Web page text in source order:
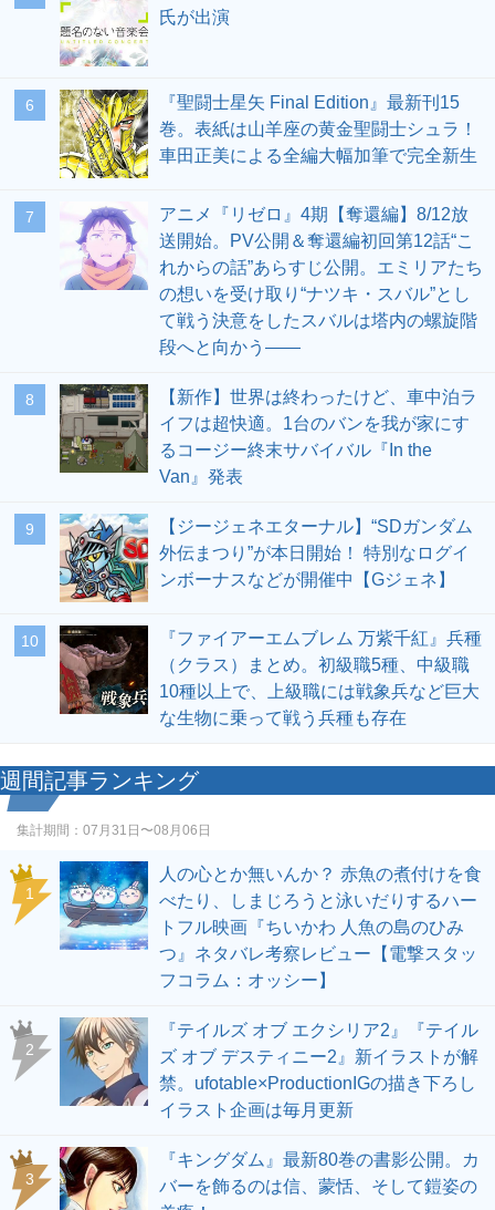
氏が出演
6
『聖闘士星矢 Final Edition』最新刊15
巻。表紙は山羊座の黄金聖闘士シュラ！
車田正美による全編大幅加筆で完全新生
7
アニメ『リゼロ』4期【奪還編】8/12放
送開始。PV公開＆奪還編初回第12話“こ
れからの話”あらすじ公開。エミリアたち
の想いを受け取り“ナツキ・スバル”とし
て戦う決意をしたスバルは塔内の螺旋階
段へと向かう――
8
【新作】世界は終わったけど、車中泊ラ
イフは超快適。1台のバンを我が家にす
るコージー終末サバイバル『In the
Van』発表
9
【ジージェネエターナル】“SDガンダム
外伝まつり”が本日開始！ 特別なログイ
ンボーナスなどが開催中【Gジェネ】
10
『ファイアーエムブレム 万紫千紅』兵種
（クラス）まとめ。初級職5種、中級職
10種以上で、上級職には戦象兵など巨大
な生物に乗って戦う兵種も存在
週間記事ランキング
集計期間： 07月31日〜08月06日
1
人の心とか無いんか？ 赤魚の煮付けを食
べたり、しまじろうと泳いだりするハー
トフル映画『ちいかわ 人魚の島のひみ
つ』ネタバレ考察レビュー【電撃スタッ
フコラム：オッシー】
2
『テイルズ オブ エクシリア2』『テイル
ズ オブ デスティニー2』新イラストが解
禁。ufotable×ProductionIGの描き下ろし
イラスト企画は毎月更新
3
『キングダム』最新80巻の書影公開。カ
バーを飾るのは信、蒙恬、そして鎧姿の